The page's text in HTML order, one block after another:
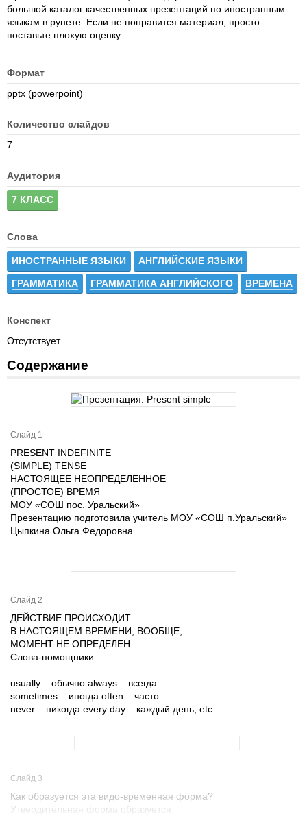
большой каталог качественных презентаций по иностранным
языкам в рунете. Если не понравится материал, просто
поставьте плохую оценку.
Формат
pptx (powerpoint)
Количество слайдов
7
Аудитория
7 КЛАСС
Слова
ИНОСТРАННЫЕ ЯЗЫКИ АНГЛИЙСКИЕ ЯЗЫКИ
ГРАММАТИКА ГРАММАТИКА АНГЛИЙСКОГО ВРЕМЕНА
Конспект
Отсутствует
Содержание
Слайд 1
PRESENT INDEFINITE
(SIMPLE) TENSE
НАСТОЯЩЕЕ НЕОПРЕДЕЛЕННОЕ
(ПРОСТОЕ) ВРЕМЯ
МОУ «СОШ пос. Уральский»
Презентацию подготовила учитель МОУ «СОШ п.Уральский»
Цыпкина Ольга Федоровна
Слайд 2
ДЕЙСТВИЕ ПРОИСХОДИТ
В НАСТОЯЩЕМ ВРЕМЕНИ, ВООБЩЕ,
МОМЕНТ НЕ ОПРЕДЕЛЕН
Слова-помощники:
usually – обычно always – всегда
sometimes – иногда often – часто
never – никогда every day – каждый день, etc
Слайд 3
Как образуется эта видо-временная форма?
Утвердительная форма образуется